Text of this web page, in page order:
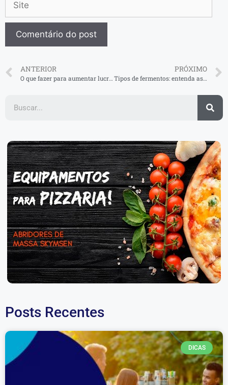
ANTERIOR
O que fazer para aumentar lucro do restaurante? Descubra aqui!
PRÓXIMO
Tipos de fermentos: entenda as principais diferenças!
Posts Recentes
DICAS